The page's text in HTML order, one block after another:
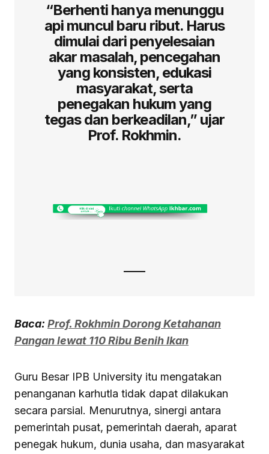
“Berhenti hanya menunggu
api muncul baru ribut. Harus
dimulai dari penyelesaian
akar masalah, pencegahan
yang konsisten, edukasi
masyarakat, serta
penegakan hukum yang
tegas dan berkeadilan,” ujar
Prof. Rokhmin.
Baca: Prof. Rokhmin Dorong Ketahanan
Pangan lewat 110 Ribu Benih Ikan
Guru Besar IPB University itu mengatakan
penanganan karhutla tidak dapat dilakukan
secara parsial. Menurutnya, sinergi antara
pemerintah pusat, pemerintah daerah, aparat
penegak hukum, dunia usaha, dan masyarakat